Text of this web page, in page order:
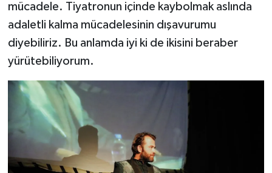
mücadele. Tiyatronun içinde kaybolmak aslında
adaletli kalma mücadelesinin dışavurumu
diyebiliriz. Bu anlamda iyi ki de ikisini beraber
yürütebiliyorum.